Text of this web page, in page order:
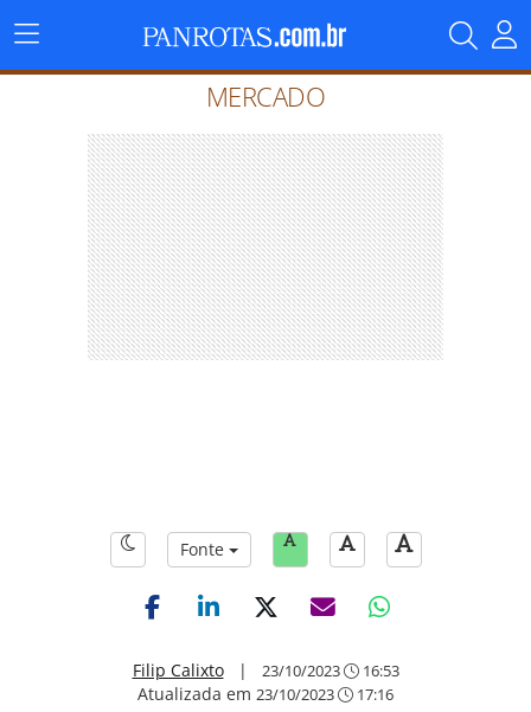
Menu
Principal
MERCADO
Fonte
Filip Calixto| 23/10/2023 16:53
Atualizada em 23/10/2023 17:16